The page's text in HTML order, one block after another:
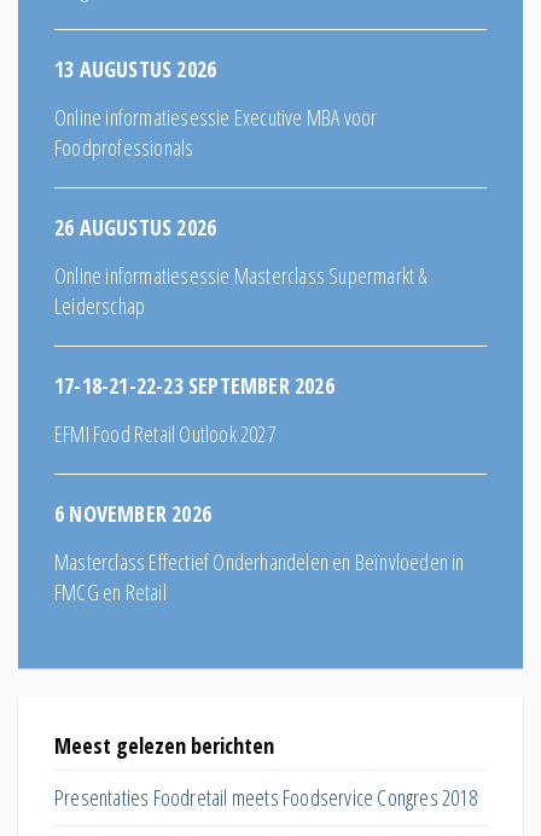
13 AUGUSTUS 2026
Online informatiesessie Executive MBA voor
Foodprofessionals
26 AUGUSTUS 2026
Online informatiesessie Masterclass Supermarkt &
Leiderschap
17-18-21-22-23 SEPTEMBER 2026
EFMI Food Retail Outlook 2027
6 NOVEMBER 2026
Masterclass Effectief Onderhandelen en Beïnvloeden in
FMCG en Retail
Meest gelezen berichten
Presentaties Foodretail meets Foodservice Congres 2018